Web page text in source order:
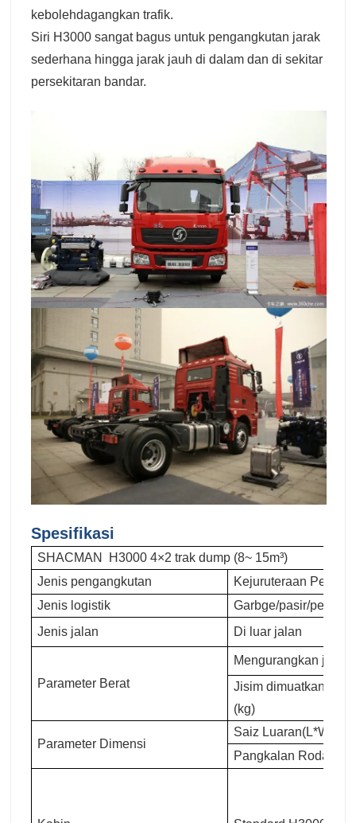
kebolehdagangkan trafik.
Siri H3000 sangat bagus untuk pengangkutan jarak
sederhana hingga jarak jauh di dalam dan di sekitar
persekitaran bandar.
Spesifikasi
SHACMAN H3000 4×2 trak dump (8~ 15m³)
Jenis pengangkutan
Kejuruteraan
Jenis logistik
Garbge/pasir/
Jenis jalan
Di luar jalan
Parameter Berat
Mengurangkan jisim
Jisim dimuatkan
(kg)
Parameter Dimensi
Saiz Luaran(L*W*H)
Pangkalan